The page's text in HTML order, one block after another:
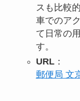
スも比較
車でのア
て日常の
す。
URL：
郵便局 文